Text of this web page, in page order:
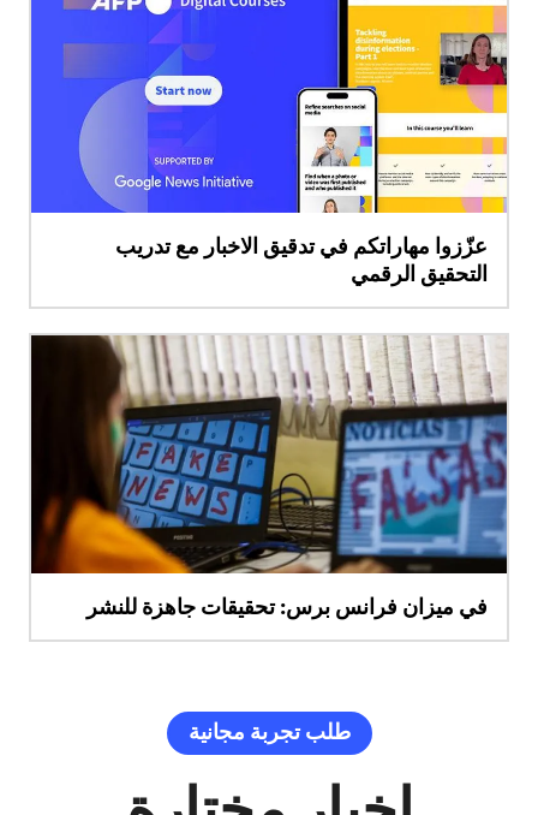
عزّزوا مهاراتكم في تدقيق الاخبار مع تدريب
التحقيق الرقمي
في ميزان فرانس برس: تحقيقات جاهزة للنشر
طلب تجربة مجانية